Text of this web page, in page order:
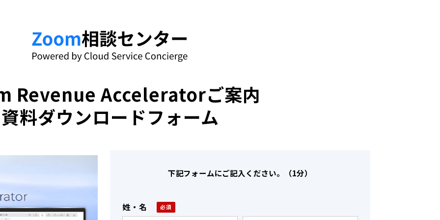
Revenue Acceleratorご案内
資料ダウンロードフォーム
下記フォームにご記入ください。（1分）
姓・名